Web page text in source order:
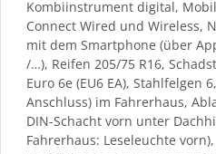
Kombiinstrument digital,
Connect Wired und Wireless,
mit dem Smartphone (über
/…), Reifen 205/75 R16,
Euro 6e (EU6 EA), Stahlfelgen
Anschluss) im Fahrerhaus,
DIN-Schacht vorn unter
Fahrerhaus: Leseleuchte